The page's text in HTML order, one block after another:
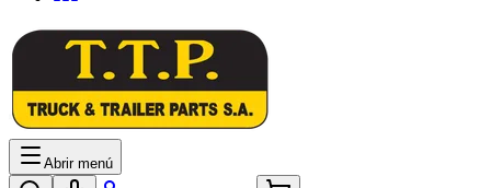
Abrir menú